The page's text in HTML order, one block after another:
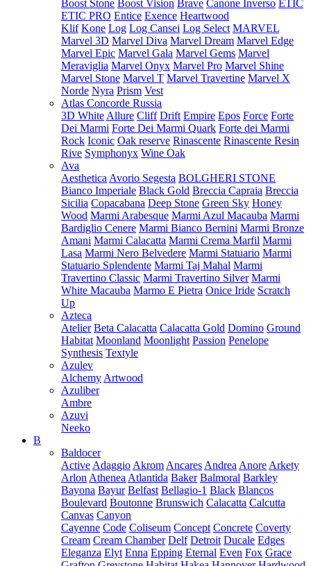
Boost Stone Boost Vision Brave Canone Inverso ETIC
ETIC PRO Entice Exence Heartwood
Klif Kone Log Log Cansei Log Select MARVEL
Marvel 3D Marvel Diva Marvel Dream Marvel Edge
Marvel Epic Marvel Gala Marvel Gems Marvel
Meraviglia Marvel Onyx Marvel Pro Marvel Shine
Marvel Stone Marvel T Marvel Travertine Marvel X
Norde Nyra Prism Vest
Atlas Concorde Russia
3D White Allure Cliff Drift Empire Epos Force Forte
Dei Marmi Forte Dei Marmi Quark Forte dei Marmi
Rock Iconic Oak reserve Rinascente Rinascente Resin
Rive Symphonyx Wine Oak
Ava
Aesthetica Avorio Segesta BOLGHERI STONE
Bianco Imperiale Black Gold Breccia Capraia Breccia
Sicilia Copacabana Deep Stone Green Sky Honey
Wood Marmi Arabesque Marmi Azul Macauba Marmi
Bardiglio Cenere Marmi Bianco Bernini Marmi Bronze
Amani Marmi Calacatta Marmi Crema Marfil Marmi
Lasa Marmi Nero Belvedere Marmi Statuario Marmi
Statuario Splendente Marmi Taj Mahal Marmi
Travertino Classic Marmi Travertino Silver Marmi
White Macauba Marmo E Pietra Onice Iride Scratch
Up
Azteca
Atelier Beta Calacatta Calacatta Gold Domino Ground
Habitat Moonland Moonlight Passion Penelope
Synthesis Textyle
Azulev
Alchemy Artwood
Azuliber
Ambre
Azuvi
Neeko
B
Baldocer
Active Adaggio Akrom Ancares Andrea Anore Arkety
Arlon Athenea Atlantida Baker Balmoral Barkley
Bayona Bayur Belfast Bellagio-1 Black Blancos
Boulevard Boutonne Brunswich Calacatta Calcutta
Canvas Canyon
Cayenne Code Coliseum Concept Concrete Coverty
Cream Cream Chamber Delf Detroit Ducale Edges
Eleganza Elyt Enna Epping Eternal Even Fox Grace